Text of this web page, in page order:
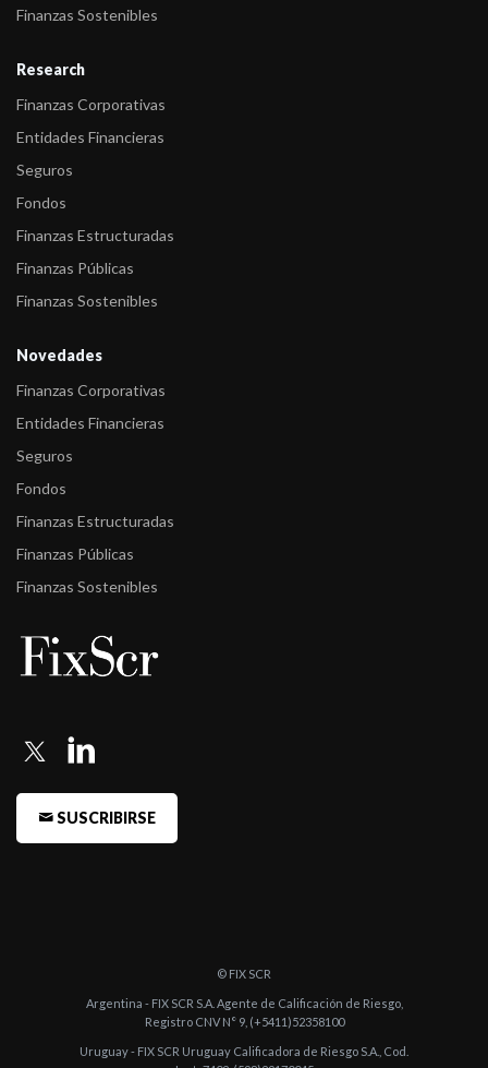
Finanzas Sostenibles
Research
Finanzas Corporativas
Entidades Financieras
Seguros
Fondos
Finanzas Estructuradas
Finanzas Públicas
Finanzas Sostenibles
Novedades
Finanzas Corporativas
Entidades Financieras
Seguros
Fondos
Finanzas Estructuradas
Finanzas Públicas
Finanzas Sostenibles
SUSCRIBIRSE
© FIX SCR
Argentina - FIX SCR S.A. Agente de Calificación de Riesgo,
Registro CNV N° 9, (+5411)52358100
Uruguay - FIX SCR Uruguay Calificadora de Riesgo S.A., Cod.